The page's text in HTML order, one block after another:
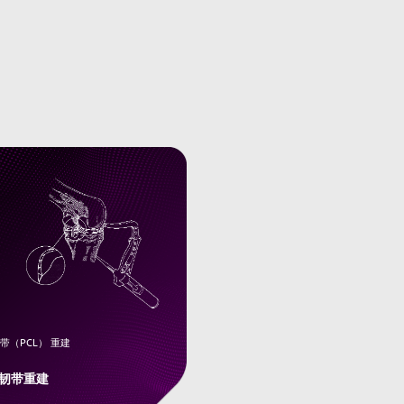
（PCL） 重建
带重建